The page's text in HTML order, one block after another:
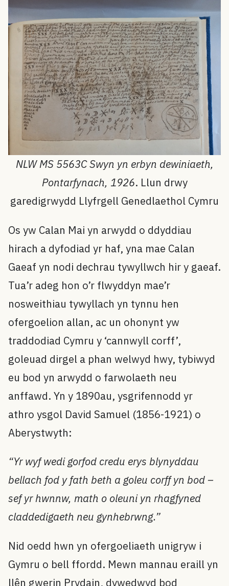
NLW MS 5563C Swyn yn erbyn dewiniaeth,
Pontarfynach, 1926. Llun drwy
garedigrwydd Llyfrgell Genedlaethol Cymru
Os yw Calan Mai yn arwydd o ddyddiau
hirach a dyfodiad yr haf, yna mae Calan
Gaeaf yn nodi dechrau tywyllwch hir y gaeaf.
Tua’r adeg hon o’r flwyddyn mae’r
nosweithiau tywyllach yn tynnu hen
ofergoelion allan, ac un ohonynt yw
traddodiad Cymru y ‘cannwyll corff’,
goleuad dirgel a phan welwyd hwy, tybiwyd
eu bod yn arwydd o farwolaeth neu
anffawd. Yn y 1890au, ysgrifennodd yr
athro ysgol David Samuel (1856-1921) o
Aberystwyth:
“Yr wyf wedi gorfod credu erys blynyddau
bellach fod y fath beth a goleu corff yn bod –
sef yr hwnnw, math o oleuni yn rhagfyned
claddedigaeth neu gynhebrwng.”
Nid oedd hwn yn ofergoeliaeth unigryw i
Gymru o bell ffordd. Mewn mannau eraill yn
llên gwerin Prydain, dywedwyd bod